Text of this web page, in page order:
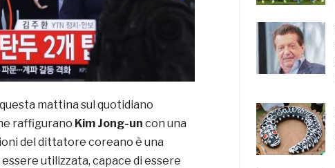
mattina sul quotidiano
raffigurano Kim Jong-un con una
del dittatore coreano è una
utilizzata, capace di essere